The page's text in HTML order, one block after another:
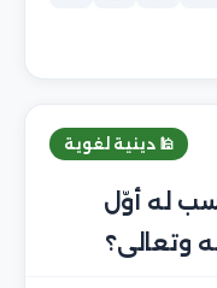
🕌 دينية لغوية
له أوّل
وتعالى؟